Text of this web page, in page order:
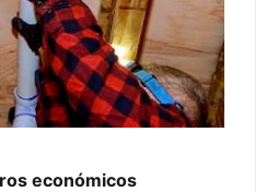
económicos